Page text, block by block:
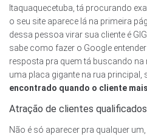
Itaquaquecetuba, tá procurando
o seu site aparece lá na primeira
dessa pessoa virar sua cliente é
sabe como fazer o Google
resposta pra quem tá buscando
uma placa gigante na rua principal,
encontrado quando o cliente
Atração de clientes qualificados
Não é só aparecer pra qualquer